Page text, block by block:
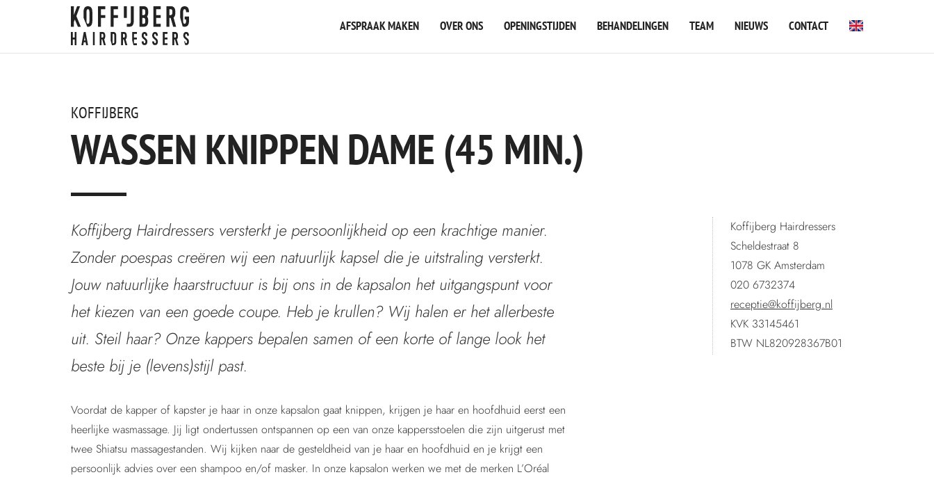
AFSPRAAK MAKEN OVER ONS OPENINGSTIJDEN BEHANDELINGEN TEAM NIEUWS CONTACT
KOFFIJBERG
WASSEN KNIPPEN DAME (45 MIN.)
Koffijberg Hairdressers versterkt je persoonlijkheid op een krachtige manier.
Zonder poespas creëren wij een natuurlijk kapsel die je uitstraling versterkt.
Jouw natuurlijke haarstructuur is bij ons in de kapsalon het uitgangspunt voor
het kiezen van een goede coupe. Heb je krullen? Wij halen er het allerbeste
uit. Steil haar? Onze kappers bepalen samen of een korte of lange look het
beste bij je (levens)stijl past.
Voordat de kapper of kapster je haar in onze kapsalon gaat knippen, krijgen je haar en hoofdhuid eerst een
heerlijke wasmassage. Jij ligt ondertussen ontspannen op een van onze kappersstoelen die zijn uitgerust met
twee Shiatsu massagestanden. Wij kijken naar de gesteldheid van je haar en hoofdhuid en je krijgt een
persoonlijk advies over een shampoo en/of masker. In onze kapsalon werken we met de merken L’Oréal
Koffijberg Hairdressers
Scheldestraat 8
1078 GK Amsterdam
020 6732374
receptie@koffijberg.nl
KVK 33145461
BTW NL820928367B01